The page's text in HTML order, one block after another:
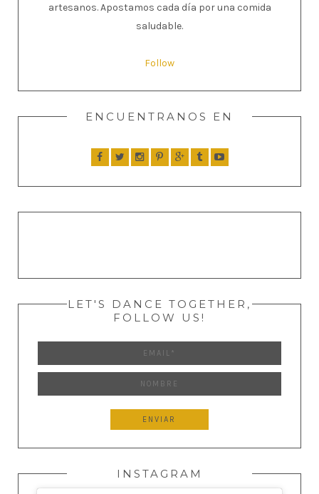
artesanos. Apostamos cada día por una comida
saludable.
Follow
ENCUENTRANOS EN
LET'S DANCE TOGETHER,
FOLLOW US!
INSTAGRAM